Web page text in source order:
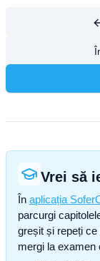
Vrei să
În aplicația
parcurgi
greșit și repeți
mergi la examen